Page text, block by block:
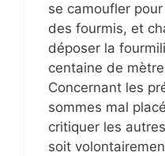
se camoufler
des fourmis, et
déposer la
centaine de
Concernant les
sommes mal
critiquer les
soit